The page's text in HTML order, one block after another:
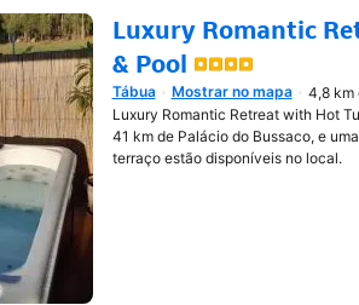
Luxury Romantic
& Pool
Abre numa nova janela
Tábua Mostrar no mapa
4,8 km
Luxury Romantic Retreat with Hot
41 km de Palácio do Bussaco, e
terraço estão disponíveis no local.